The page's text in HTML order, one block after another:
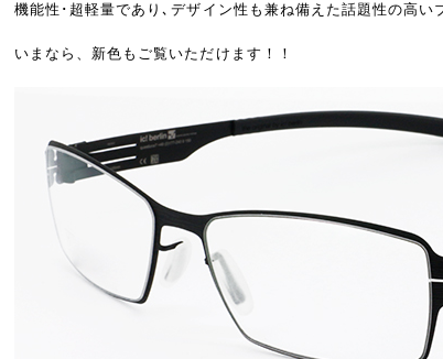
機能性･超軽量であり､デザイン性も兼ね備えた話題性の高い
いまなら、新色もご覧いただけます！！